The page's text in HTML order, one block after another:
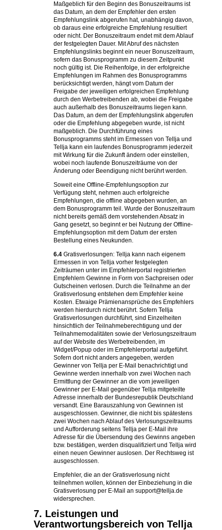
Maßgeblich für den Beginn des Bonuszeitraums ist
das Datum, an dem der Empfehler den ersten
Empfehlungslink abgerufen hat, unabhängig davon,
ob daraus eine erfolgreiche Empfehlung resultiert
oder nicht. Der Bonuszeitraum endet mit dem Ablauf
der festgelegten Dauer. Mit Abruf des nächsten
Empfehlungslinks beginnt ein neuer Bonuszeitraum,
sofern das Bonusprogramm zu diesem Zeitpunkt
noch gültig ist. Die Reihenfolge, in der erfolgreiche
Empfehlungen im Rahmen des Bonusprogramms
berücksichtigt werden, hängt vom Datum der
Freigabe der jeweiligen erfolgreichen Empfehlung
durch den Werbetreibenden ab, wobei die Freigabe
auch außerhalb des Bonuszeitraums liegen kann.
Das Datum, an dem der Empfehlungslink abgerufen
oder die Empfehlung abgegeben wurde, ist nicht
maßgeblich. Die Durchführung eines
Bonusprogramms steht im Ermessen von Tellja und
Tellja kann ein laufendes Bonusprogramm jederzeit
mit Wirkung für die Zukunft ändern oder einstellen,
wobei noch laufende Bonuszeiträume von der
Änderung oder Beendigung nicht berührt werden.
Soweit eine Offline-Empfehlungsoption zur
Verfügung steht, nehmen auch erfolgreiche
Empfehlungen, die offline abgegeben wurden, an
dem Bonusprogramm teil. Wurde der Bonuszeitraum
nicht bereits gemäß dem vorstehenden Absatz in
Gang gesetzt, so beginnt er bei Nutzung der Offline-
Empfehlungsoption mit dem Datum der ersten
Bestellung eines Neukunden.
6.4 Gratisverlosungen: Tellja kann nach eigenem
Ermessen in von Tellja vorher festgelegten
Zeiträumen unter im Empfehlerportal registrierten
Empfehlern Gewinne in Form von Sachpreisen oder
Gutscheinen verlosen. Durch die Teilnahme an der
Gratisverlosung entstehen dem Empfehler keine
Kosten. Etwaige Prämienansprüche des Empfehlers
werden hierdurch nicht berührt. Sofern Tellja
Gratisverlosungen durchführt, sind Einzelheiten
hinsichtlich der Teilnahmeberechtigung und der
Teilnahmemodalitäten sowie der Verlosungszeitraum
auf der Website des Werbetreibenden, im
Widget/Popup oder im Empfehlerportal aufgeführt.
Sofern dort nicht anders angegeben, werden
Gewinner von Tellja per E-Mail benachrichtigt und
Gewinne werden innerhalb von zwei Wochen nach
Ermittlung der Gewinner an die vom jeweiligen
Gewinner per E-Mail gegenüber Tellja mitgeteilte
Adresse innerhalb der Bundesrepublik Deutschland
versandt. Eine Barauszahlung von Gewinnen ist
ausgeschlossen. Gewinner, die nicht bis spätestens
zwei Wochen nach Ablauf des Verlosungszeitraums
und Aufforderung seitens Tellja per E-Mail ihre
Adresse für die Übersendung des Gewinns angeben
bzw. bestätigen, werden disqualifiziert und Tellja wird
einen neuen Gewinner auslosen. Der Rechtsweg ist
ausgeschlossen.
Empfehler, die an der Gratisverlosung nicht
teilnehmen wollen, können der Einbeziehung in die
Gratisverlosung per E-Mail an support@tellja.de
widersprechen.
7. Leistungen und
Verantwortungsbereich von Tellja